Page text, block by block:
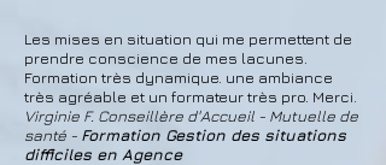
Les mises en situation qui me permettent de
prendre conscience de mes lacunes.
Formation très dynamique. une ambiance
très agréable et un formateur très pro. Merci.
Virginie F. Conseillère d'Accueil - Mutuelle de
santé - Formation Gestion des situations
difficiles en Agence